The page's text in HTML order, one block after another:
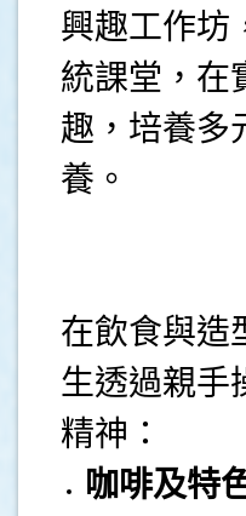
興趣工作坊
統課堂，在
趣，培養多
養。
在飲食與造
生透過親手
精神：
咖啡及特